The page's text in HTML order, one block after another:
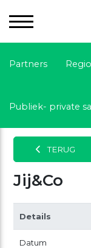
Partners
Publiek- private
TERUG
Jij&Co
Details
Datum